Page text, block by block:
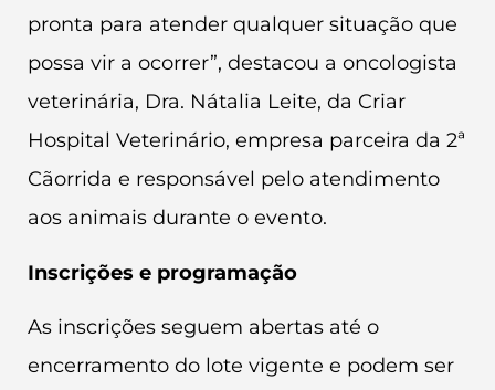
pronta para atender qualquer situação que
possa vir a ocorrer”, destacou a oncologista
veterinária, Dra. Nátalia Leite, da Criar
Hospital Veterinário, empresa parceira da 2ª
Cãorrida e responsável pelo atendimento
aos animais durante o evento.
Inscrições e programação
As inscrições seguem abertas até o
encerramento do lote vigente e podem ser